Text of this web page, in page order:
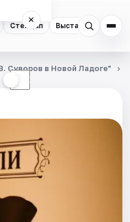
Стендап Выставки
×
☾
Суворов в Новой Ладоге"